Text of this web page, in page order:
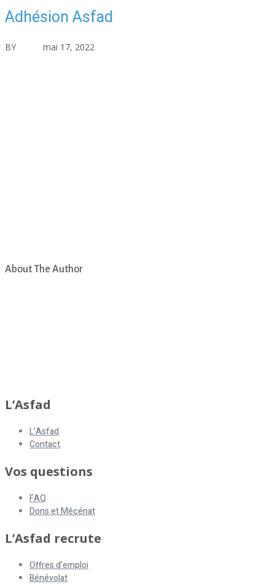
Adhésion Asfad
BY mai 17, 2022
About The Author
L’Asfad
L’Asfad
Contact
Vos questions
FAQ
Dons et Mécénat
L’Asfad recrute
Offres d’emploi
Bénévolat